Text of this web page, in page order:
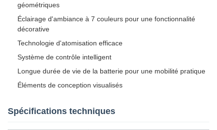
géométriques
Éclairage d'ambiance à 7 couleurs pour une fonctionnalité
décorative
Technologie d'atomisation efficace
Système de contrôle intelligent
Longue durée de vie de la batterie pour une mobilité pratique
Éléments de conception visualisés
Spécifications techniques